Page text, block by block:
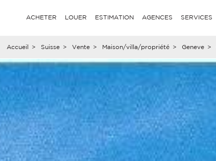
ACHETER LOUER ESTIMATION AGENCES SERVICES
Accueil > Suisse > Vente > Maison/villa/propriété > Geneve >